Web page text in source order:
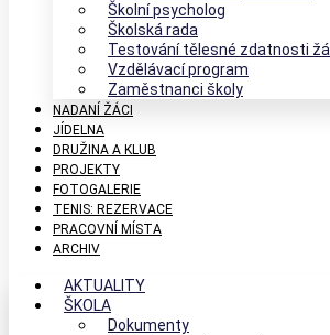
Školní psycholog
Školská rada
Testování tělesné zdatnosti
Vzdělávací program
Zaměstnanci školy
NADANÍ ŽÁCI
JÍDELNA
DRUŽINA A KLUB
PROJEKTY
FOTOGALERIE
TENIS: REZERVACE
PRACOVNÍ MÍSTA
ARCHIV
AKTUALITY
ŠKOLA
Dokumenty